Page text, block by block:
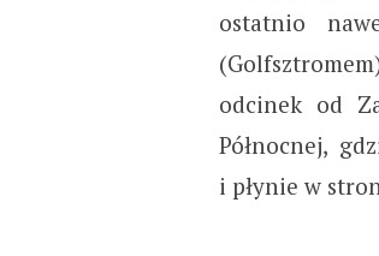
ostatnio
odcinek od
Północnej,
i płynie w